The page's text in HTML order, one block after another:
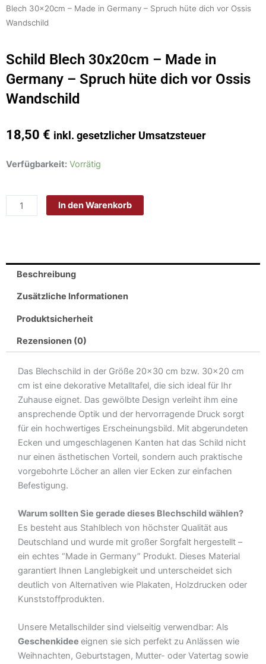
Blech 30x20cm – Made in Germany – Spruch hüte dich vor Ossis
Wandschild
Schild Blech 30x20cm – Made in
Germany – Spruch hüte dich vor Ossis
Wandschild
18,50 € inkl. gesetzlicher Umsatzsteuer
Verfügbarkeit: Vorrätig
Schild
-
Spruch
hüte
vor
Ossis
Wandschild
In den Warenkorb
Beschreibung
Zusätzliche Informationen
Produktsicherheit
Rezensionen (0)
Das Blechschild in der Größe 20×30 cm bzw. 30×20 cm
cm ist eine dekorative Metalltafel, die sich ideal für Ihr
Zuhause eignet. Das gewölbte Design verleiht ihm eine
ansprechende Optik und der hervorragende Druck sorgt
für ein hochwertiges Erscheinungsbild. Mit abgerundeten
Ecken und umgeschlagenen Kanten hat das Schild nicht
nur einen ästhetischen Vorteil, sondern auch praktische
vorgebohrte Löcher an allen vier Ecken zur einfachen
Befestigung.
Warum sollten Sie gerade dieses Blechschild wählen?
Es besteht aus Stahlblech von höchster Qualität aus
Deutschland und wurde mit großer Sorgfalt hergestellt –
ein echtes “Made in Germany” Produkt. Dieses Material
garantiert Ihnen Langlebigkeit und unterscheidet sich
deutlich von Alternativen wie Plakaten, Holzdrucken oder
Kunststoffprodukten.
Unsere Metallschilder sind vielseitig verwendbar: Als
Geschenkidee eignen sie sich perfekt zu Anlässen wie
Weihnachten, Geburtstagen, Mutter- oder Vatertag sowie